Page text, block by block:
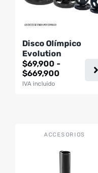
opciones
elegir
en
la
página
Disco Olímpico
Evolution
$69,900 -
$669,900
$669,900
IVA incluido
ACCESORIOS